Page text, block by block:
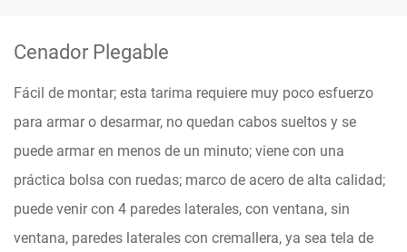
Cenador Plegable
Fácil de montar; esta tarima requiere muy poco esfuerzo
para armar o desarmar, no quedan cabos sueltos y se
puede armar en menos de un minuto; viene con una
práctica bolsa con ruedas; marco de acero de alta calidad;
puede venir con 4 paredes laterales, con ventana, sin
ventana, paredes laterales con cremallera, ya sea tela de